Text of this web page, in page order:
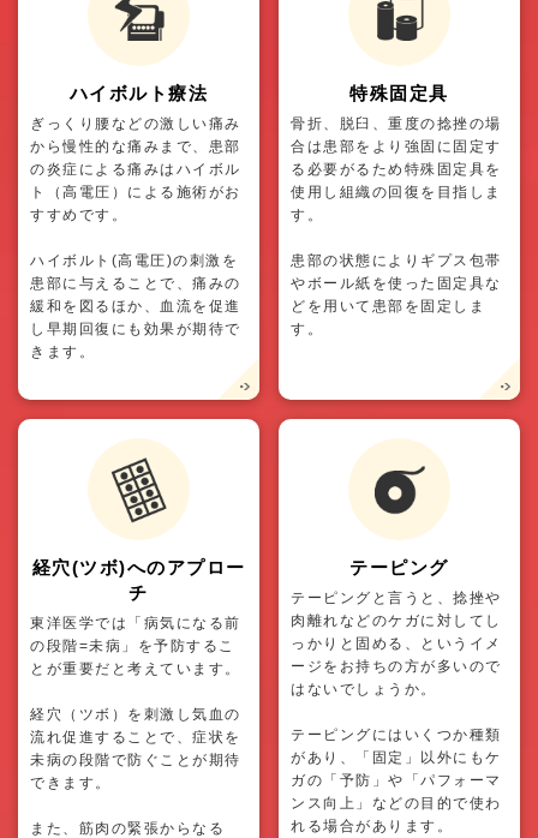
ハイボルト療法
ぎっくり腰などの激しい痛み
から慢性的な痛みまで、患部
の炎症による痛みはハイボル
ト（高電圧）による施術がお
すすめです。
ハイボルト(高電圧)の刺激を
患部に与えることで、痛みの
緩和を図るほか、血流を促進
し早期回復にも効果が期待で
きます。
特殊固定具
骨折、脱臼、重度の捻挫の場
合は患部をより強固に固定す
る必要がるため特殊固定具を
使用し組織の回復を目指しま
す。
患部の状態によりギプス包帯
やボール紙を使った固定具な
どを用いて患部を固定しま
す。
経穴(ツボ)へのアプロー
チ
東洋医学では「病気になる前
の段階=未病」を予防するこ
とが重要だと考えています。
経穴（ツボ）を刺激し気血の
流れ促進することで、症状を
未病の段階で防ぐことが期待
できます。
また、筋肉の緊張からなる
テーピング
テーピングと言うと、捻挫や
肉離れなどのケガに対してし
っかりと固める、というイメ
ージをお持ちの方が多いので
はないでしょうか。
テーピングにはいくつか種類
があり、「固定」以外にもケ
ガの「予防」や「パフォーマ
ンス向上」などの目的で使わ
れる場合があります。